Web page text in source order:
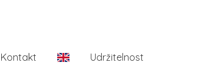
Kontakt En Udržitelnost